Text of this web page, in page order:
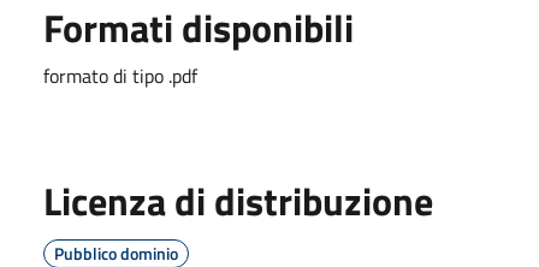
Formati disponibili
formato di tipo .pdf
Licenza di distribuzione
Pubblico dominio